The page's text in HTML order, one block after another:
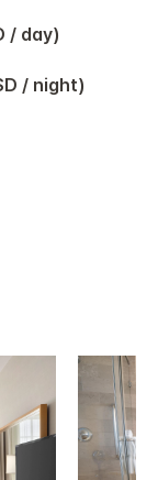
/ day)
/ night)